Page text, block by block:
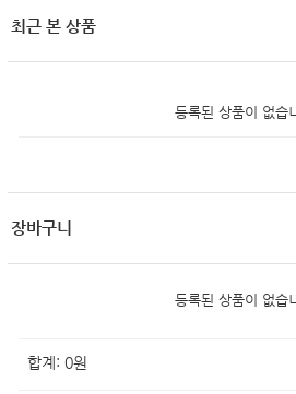
최근 본 상품
등록된 상품이 없습
장바구니
등록된 상품이 없습
합계: 0원